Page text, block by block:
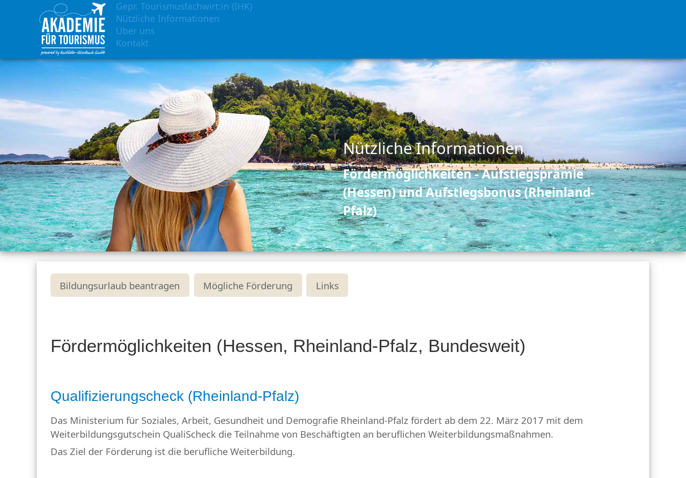
Gepr. Tourismusfachwirt:in (IHK)
Nützliche Informationen
Über uns
Kontakt
Nützliche Informationen
Fördermöglichkeiten - Aufstiegsprämie
(Hessen) und Aufstiegsbonus (Rheinland-
Pfalz)
Bildungsurlaub beantragen Mögliche Förderung Links
Fördermöglichkeiten (Hessen, Rheinland-Pfalz, Bundesweit)
Qualifizierungscheck (Rheinland-Pfalz)
Das Ministerium für Soziales, Arbeit, Gesundheit und Demografie Rheinland-Pfalz fördert ab dem 22. März 2017 mit dem
Weiterbildungsgutschein QualiScheck die Teilnahme von Beschäftigten an beruflichen Weiterbildungsmaßnahmen.
Das Ziel der Förderung ist die berufliche Weiterbildung.